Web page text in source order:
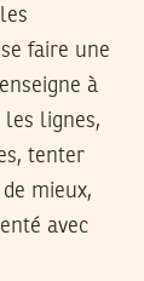
faire une
à
lignes,
tenter
mieux,
avec